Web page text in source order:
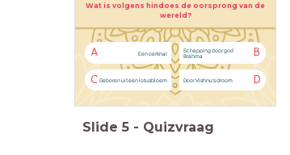
Wat is volgens hindoes de oorsprong van de
wereld?
A Een oerknal B
Schepping door god
Brahma
C Geboren uit een lotusbloem D
Door Vishnu’s droom
Slide 5 - Quizvraag